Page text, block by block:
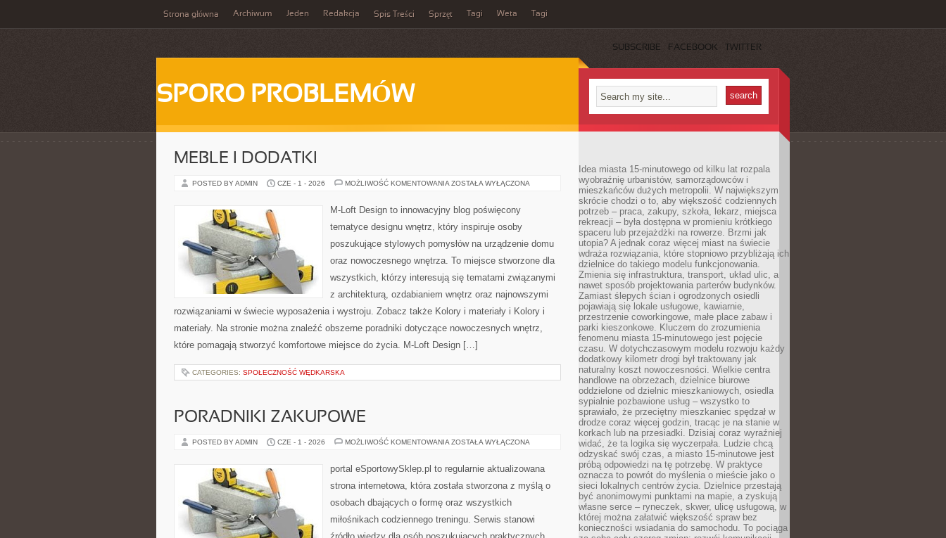
Strona główna Archiwum Jeden Redakcja Spis Treści Sprzęt Tagi Weta Tagi
SUBSCRIBE FACEBOOK TWITTER
SPORO PROBLEMÓW
MEBLE I DODATKI
POSTED BY ADMIN CZE - 1 - 2026 MOŻLIWOŚĆ KOMENTOWANIA MEBLE
ZOSTAŁA WYŁĄCZONA
M-Loft Design to innowacyjny blog poświęcony
tematyce designu wnętrz, który inspiruje osoby
poszukujące stylowych pomysłów na urządzenie domu
oraz nowoczesnego wnętrza. To miejsce stworzone dla
wszystkich, którzy interesują się tematami związanymi
z architekturą, ozdabianiem wnętrz oraz najnowszymi
rozwiązaniami w świecie wyposażenia i wystroju. Zobacz także Kolory i materiały i Kolory i
materiały. Na stronie można znaleźć obszerne poradniki dotyczące nowoczesnych wnętrz,
które pomagają stworzyć komfortowe miejsce do życia. M-Loft Design […]
CATEGORIES: SPOŁECZNOŚĆ WĘDKARSKA
PORADNIKI ZAKUPOWE
POSTED BY ADMIN CZE - 1 - 2026 MOŻLIWOŚĆ KOMENTOWANIA PORADNIKI
ZOSTAŁA WYŁĄCZONA
portal eSportowySklep.pl to regularnie aktualizowana
strona internetowa, która została stworzona z myślą o
osobach dbających o formę oraz wszystkich
miłośnikach codziennego treningu. Serwis stanowi
Idea miasta 15-minutowego od kilku lat rozpala
wyobraźnię urbanistów, samorządowców i
mieszkańców dużych metropolii. W największym
skrócie chodzi o to, aby większość codziennych
potrzeb – praca, zakupy, szkoła, lekarz, miejsca
rekreacji – była dostępna w promieniu krótkiego
spaceru lub przejażdżki na rowerze. Brzmi jak
utopia? A jednak coraz więcej miast na świecie
wdraża rozwiązania, które stopniowo przybliżają ich
dzielnice do takiego modelu funkcjonowania.
Zmienia się infrastruktura, transport, układ ulic, a
nawet sposób projektowania parterów budynków.
Zamiast ślepych ścian i ogrodzonych osiedli
pojawiają się lokale usługowe, kawiarnie,
przestrzenie coworkingowe, małe place zabaw i
parki kieszonkowe. Kluczem do zrozumienia
fenomenu miasta 15-minutowego jest pojęcie
czasu. W dotychczasowym modelu rozwoju każdy
dodatkowy kilometr drogi był traktowany jak
naturalny koszt nowoczesności. Wielkie centra
handlowe na obrzeżach, dzielnice biurowe
oddzielone od dzielnic mieszkaniowych, osiedla
sypialnie pozbawione usług – wszystko to
sprawiało, że przeciętny mieszkaniec spędzał w
drodze coraz więcej godzin, tracąc je na stanie w
korkach lub na przesiadki. Dzisiaj coraz wyraźniej
widać, że ta logika się wyczerpała. Ludzie chcą
odzyskać swój czas, a miasto 15-minutowe jest
próbą odpowiedzi na tę potrzebę. W praktyce
oznacza to powrót do myślenia o mieście jako o
sieci lokalnych centrów życia. Dzielnice przestają
być anonimowymi punktami na mapie, a zyskują
własne serce – ryneczek, skwer, ulicę usługową, w
której można załatwić większość spraw bez
konieczności wsiadania do samochodu. To pociąga